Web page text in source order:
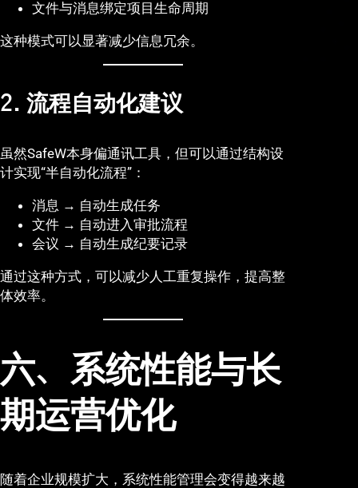
文件与消息绑定项目生命周期
这种模式可以显著减少信息冗余。
2. 流程自动化建议
虽然SafeW本身偏通讯工具，但可以通过结构设
计实现“半自动化流程”：
消息 → 自动生成任务
文件 → 自动进入审批流程
会议 → 自动生成纪要记录
通过这种方式，可以减少人工重复操作，提高整
体效率。
六、系统性能与长
期运营优化
随着企业规模扩大，系统性能管理会变得越来越